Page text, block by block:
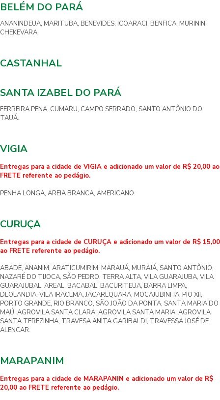
BELÉM DO PARÁ
ANANINDEUA, MARITUBA, BENEVIDES, ICOARACI, BENFICA, MURININ,
CHEKEVARA.
CASTANHAL
SANTA IZABEL DO PARÁ
FERREIRA PENA, CUMARU, CAMPO SERRADO, SANTO ANTÔNIO DO
TAUÁ.
VIGIA
Entregas para a cidade de VIGIA e adicionado um valor de R$ 20,00 ao
FRETE referente ao pedágio.
PENHA LONGA, AREIA BRANCA, AMERICANO.
CURUÇA
Entregas para a cidade de CURUÇA e adicionado um valor de R$ 15,00
ao FRETE referente ao pedágio.
ABADE, ANANIM, ARATICUMIRIM, MARAUÁ, MURAJÁ, SANTO ANTÔNIO,
NAZARÉ DO TIJOCA, SÃO PEDRO, TERRA ALTA, VILA GUARAJUBA, VILA
GUARAJUBAL, AREAL, BACABAL, BACURITEUA, BARRA LIMPA,
DEOLANDIA, VILA IRACEMA, JACAREQUARA, MOCAJUBINHA, PIO XII,
PORTO GRANDE, RIO BRANCO, SÃO JOÃO DA PONTA, SANTA MARIA DO
MAÚ, AGROVILA SANTA CLARA, AGROVILA SANTA MARIA, AGROVILA
SANTA TEREZINHA, TRAVESA ANITA GARIBALDI, TRAVESSA JOSÉ DE
ALENCAR.
MARAPANIM
Entregas para a cidade de MARAPANIN e adicionado um valor de R$
20,00 ao FRETE referente ao pedágio.